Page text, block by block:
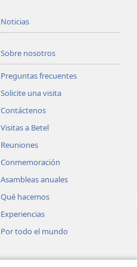
Noticias
Sobre nosotros
Preguntas frecuentes
Solicite una visita
Contáctenos
Visitas a Betel
Reuniones
Conmemoración
Asambleas anuales
Qué hacemos
Experiencias
Por todo el mundo